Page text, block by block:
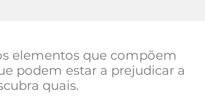
elementos que compõem
podem estar a prejudicar a
quais.